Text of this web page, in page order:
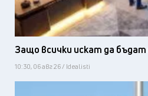
Защо всички искат да
10:30, 06 авг 26 / Idealisti